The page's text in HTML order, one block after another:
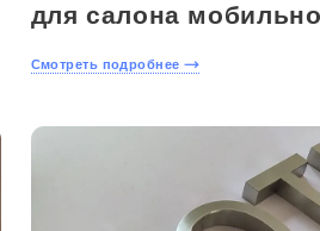
для салона
Смотреть подробнее